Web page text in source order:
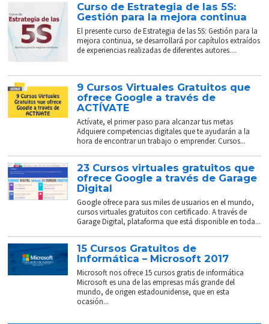
Curso de Estrategia de las 5S:
Gestión para la mejora continua
El presente curso de Estrategia de las 5S: Gestión para la
mejora continua, se desarrollará por capítulos extraídos
de experiencias realizadas de diferentes autores....
9 Cursos Virtuales Gratuitos que
ofrece Google a través de
ACTÍVATE
Actívate, el primer paso para alcanzar tus metas
Adquiere competencias digitales que te ayudarán a la
hora de encontrar un trabajo o emprender. Cursos...
23 Cursos virtuales gratuitos que
ofrece Google a través de Garage
Digital
Google ofrece para sus miles de usuarios en el mundo,
cursos virtuales gratuitos con certificado. A través de
Garage Digital, plataforma que está disponible en toda...
15 Cursos Gratuitos de
Informática – Microsoft 2017
Microsoft nos ofrece 15 cursos gratis de informática
Microsoft es una de las empresas más grande del
mundo, de origen estadounidense, que en esta
ocasión...